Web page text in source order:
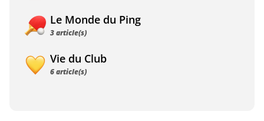
Le Monde du Ping
3 article(s)
Vie du Club
6 article(s)